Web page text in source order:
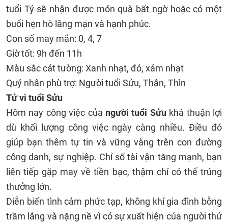
tuổi Tý sẽ nhận được món quà bất ngờ hoặc có một
buổi hẹn hò lãng mạn và hạnh phúc.
Con số may mắn: 0, 4, 7
Giờ tốt: 9h đến 11h
Màu sắc cát tường: Xanh nhạt, đỏ, xám nhạt
Quý nhân phù trợ: Người tuổi Sửu, Thân, Thìn
Tử vi tuổi Sửu
Hôm nay công việc của người tuổi Sửukhá thuận lợi
dù khối lượng công việc ngày càng nhiều. Điều đó
giúp bạn thêm tự tin và vững vàng trên con đường
công danh, sự nghiệp. Chỉ số tài vận tăng mạnh, bạn
liên tiếp gặp may về tiền bạc, thậm chí có thể trúng
thưởng lớn.
Diễn biến tình cảm phức tạp, không khí gia đình bỗng
trầm lắng và nặng nề vì có sự xuất hiện của người thứ